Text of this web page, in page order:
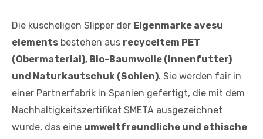
Die kuscheligen Slipper der Eigenmarke avesu
elements bestehen aus recyceltem PET
(Obermaterial), Bio-Baumwolle (Innenfutter)
und Naturkautschuk (Sohlen). Sie werden fair in
einer Partnerfabrik in Spanien gefertigt, die mit dem
Nachhaltigkeitszertifikat SMETA ausgezeichnet
wurde, das eine umweltfreundliche und ethische